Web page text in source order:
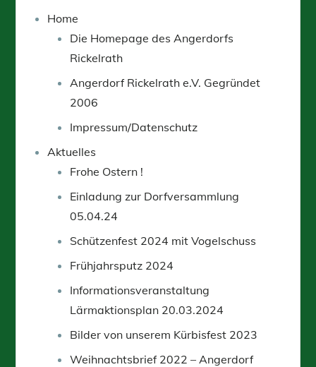
Home
Die Homepage des Angerdorfs
Rickelrath
Angerdorf Rickelrath e.V. Gegründet
2006
Impressum/Datenschutz
Aktuelles
Frohe Ostern !
Einladung zur Dorfversammlung
05.04.24
Schützenfest 2024 mit Vogelschuss
Frühjahrsputz 2024
Informationsveranstaltung
Lärmaktionsplan 20.03.2024
Bilder von unserem Kürbisfest 2023
Weihnachtsbrief 2022 – Angerdorf